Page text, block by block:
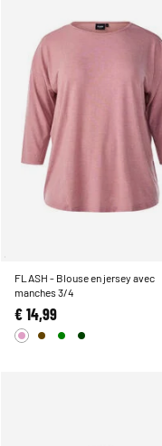
FLASH - Blouse en jersey avec
manches 3/4
€ 14,99